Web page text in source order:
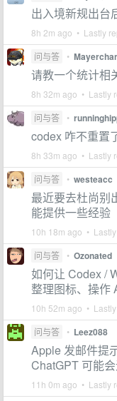
出入境新规出台
8h 2m ago • Lastly
问与答 •
请教一个统计相
8h 32m ago • Lastly
问与答 •
codex 咋不重置
8h 33m ago • Lastly
问与答 • westeacc
最近要去杜尚别
能提供一些经验
10h 18m ago •
问与答 • Ozonated
如何让 Codex /
整理图标、操作
10h 52m ago •
问与答 • Leez088
Apple 发邮件提
ChatGPT 可能
11h 0m ago • Lastly